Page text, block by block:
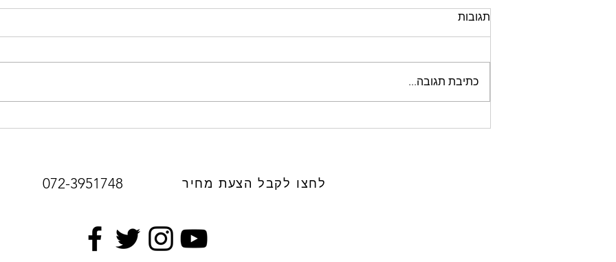
פרגולות אלומיניום
תגובות
כתיבת תגובה...
072-3951748 לחצו לקבל הצעת מחיר